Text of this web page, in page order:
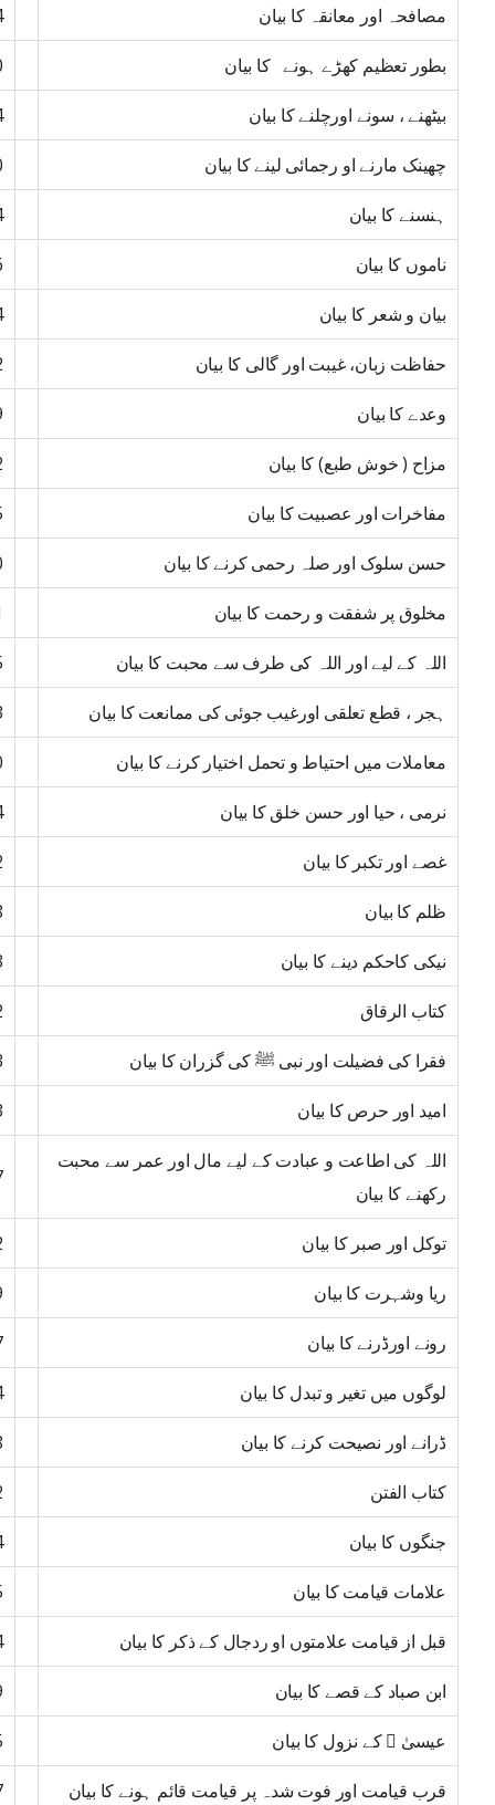
مصافحہ اور معانقہ کا بیان
بطور تعظیم کھڑے ہونے کا بیان
بیٹھنے ، سونے اورچلنے کا بیان
چھینک مارنے او رجمائی لینے کا بیان
ہنسنے کا بیان
ناموں کا بیان
بیان و شعر کا بیان
حفاظت زبان، غیبت اور گالی کا بیان
وعدے کا بیان
مزاح ( خوش طبع) کا بیان
مفاخرات اور عصبیت کا بیان
حسن سلوک اور صلہ رحمی کرنے کا بیان
مخلوق پر شفقت و رحمت کا بیان
اللہ کے لیے اور اللہ کی طرف سے محبت کا بیان
ہجر ، قطع تعلقی اورغیب جوئی کی ممانعت کا بیان
معاملات میں احتیاط و تحمل اختیار کرنے کا بیان
نرمی ، حیا اور حسن خلق کا بیان
غصے اور تکبر کا بیان
ظلم کا بیان
نیکی کاحکم دینے کا بیان
کتاب الرقاق
فقرا کی فضیلت اور نبی ﷺ کی گزران کا بیان
امید اور حرص کا بیان
اللہ کی اطاعت و عبادت کے لیے مال اور عمر سے محبت
رکھنے کا بیان
توکل اور صبر کا بیان
ریا وشہرت کا بیان
رونے اورڈرنے کا بیان
لوگوں میں تغیر و تبدل کا بیان
ڈرانے اور نصیحت کرنے کا بیان
کتاب الفتن
جنگوں کا بیان
علامات قیامت کا بیان
قبل از قیامت علامتوں او ردجال کے ذکر کا بیان
ابن صباد کے قصے کا بیان
عیسیٰ ﷤ کے نزول کا بیان
قرب قیامت اور فوت شدہ پر قیامت قائم ہونے کا بیان